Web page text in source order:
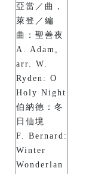
亞當／曲，
萊登／編
曲：聖善夜
A. Adam,
arr. W.
Ryden: O
Holy Night
伯納德：冬
日仙境
F. Bernard:
Winter
Wonderlan